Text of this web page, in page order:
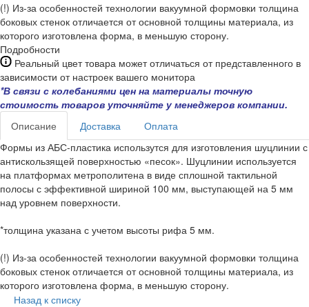
(!) Из-за особенностей технологии вакуумной формовки толщина
боковых стенок отличается от основной толщины материала, из
которого изготовлена форма, в меньшую сторону.
Подробности
Реальный цвет товара может отличаться от представленного в
зависимости от настроек вашего монитора
*В связи с колебаниями цен на материалы точную
стоимость товаров уточняйте у менеджеров компании.
Описание
Доставка
Оплата
Формы из АБС-пластика использутся для изготовления шуцлинии с
антискользящей поверхностью «песок». Шуцлинии используется
на платформах метрополитена в виде сплошной тактильной
полосы с эффективной шириной 100 мм, выступающей на 5 мм
над уровнем поверхности.
*толщина указана с учетом высоты рифа 5 мм.
(!) Из-за особенностей технологии вакуумной формовки толщина
боковых стенок отличается от основной толщины материала, из
которого изготовлена форма, в меньшую сторону.
Назад к списку